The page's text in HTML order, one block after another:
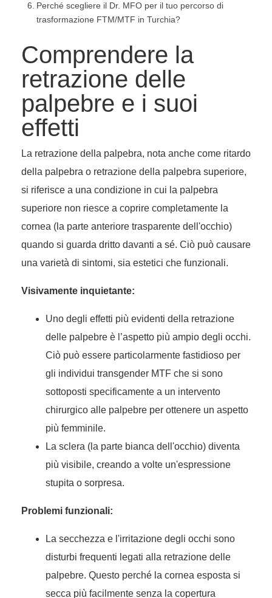
Perché scegliere il Dr. MFO per il tuo percorso di
trasformazione FTM/MTF in Turchia?
Comprendere la
retrazione delle
palpebre e i suoi
effetti
La retrazione della palpebra, nota anche come ritardo
della palpebra o retrazione della palpebra superiore,
si riferisce a una condizione in cui la palpebra
superiore non riesce a coprire completamente la
cornea (la parte anteriore trasparente dell'occhio)
quando si guarda dritto davanti a sé. Ciò può causare
una varietà di sintomi, sia estetici che funzionali.
Visivamente inquietante:
Uno degli effetti più evidenti della retrazione
delle palpebre è l’aspetto più ampio degli occhi.
Ciò può essere particolarmente fastidioso per
gli individui transgender MTF che si sono
sottoposti specificamente a un intervento
chirurgico alle palpebre per ottenere un aspetto
più femminile.
La sclera (la parte bianca dell'occhio) diventa
più visibile, creando a volte un'espressione
stupita o sorpresa.
Problemi funzionali:
La secchezza e l'irritazione degli occhi sono
disturbi frequenti legati alla retrazione delle
palpebre. Questo perché la cornea esposta si
secca più facilmente senza la copertura